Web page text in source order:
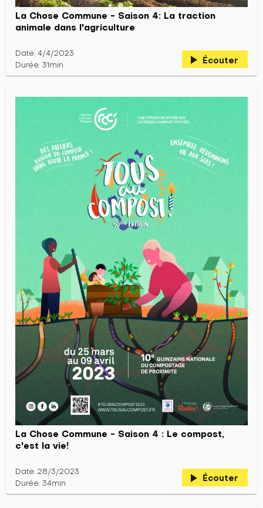
La Chose Commune - Saison 4: La traction
animale dans l'agriculture
Date: 4/4/2023
Durée: 31min
play_arrow Écouter
La Chose Commune - Saison 4 : Le compost,
c'est la vie!
Date: 28/3/2023
Durée: 34min
play_arrow Écouter